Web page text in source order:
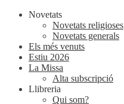
Novetats
Novetats religioses
Novetats generals
Els més venuts
Estiu 2026
La Missa
Alta subscripció
Llibreria
Qui som?